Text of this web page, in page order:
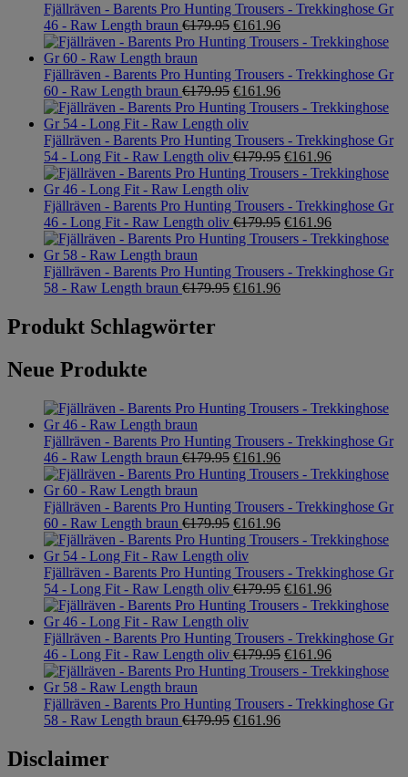
Fjällräven - Barents Pro Hunting Trousers - Trekkinghose Gr
46 - Raw Length braun €179.95 €161.96
Fjällräven - Barents Pro Hunting Trousers - Trekkinghose Gr
60 - Raw Length braun €179.95 €161.96
Fjällräven - Barents Pro Hunting Trousers - Trekkinghose Gr
54 - Long Fit - Raw Length oliv €179.95 €161.96
Fjällräven - Barents Pro Hunting Trousers - Trekkinghose Gr
46 - Long Fit - Raw Length oliv €179.95 €161.96
Fjällräven - Barents Pro Hunting Trousers - Trekkinghose Gr
58 - Raw Length braun €179.95 €161.96
Produkt Schlagwörter
Neue Produkte
Fjällräven - Barents Pro Hunting Trousers - Trekkinghose Gr
46 - Raw Length braun €179.95 €161.96
Fjällräven - Barents Pro Hunting Trousers - Trekkinghose Gr
60 - Raw Length braun €179.95 €161.96
Fjällräven - Barents Pro Hunting Trousers - Trekkinghose Gr
54 - Long Fit - Raw Length oliv €179.95 €161.96
Fjällräven - Barents Pro Hunting Trousers - Trekkinghose Gr
46 - Long Fit - Raw Length oliv €179.95 €161.96
Fjällräven - Barents Pro Hunting Trousers - Trekkinghose Gr
58 - Raw Length braun €179.95 €161.96
Disclaimer